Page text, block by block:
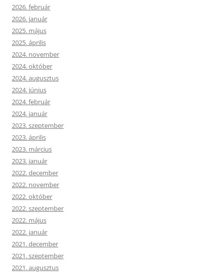
2026. február
2026. január
2025. május
2025. április
2024. november
2024. október
2024. augusztus
2024. június
2024. február
2024. január
2023. szeptember
2023. április
2023. március
2023. január
2022. december
2022. november
2022. október
2022. szeptember
2022. május
2022. január
2021. december
2021. szeptember
2021. augusztus